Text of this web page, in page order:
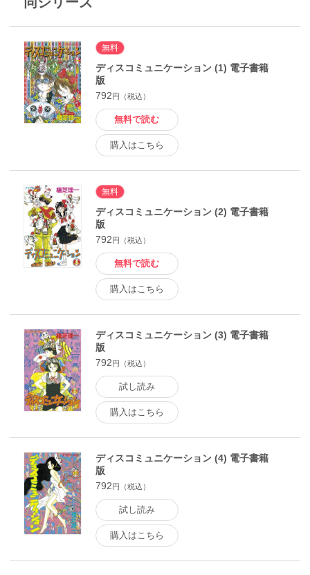
無料
ディスコミュニケーション (1) 電子書籍
版
792 円（税込）
無料で読む
購入はこちら
無料
ディスコミュニケーション (2) 電子書籍
版
792 円（税込）
無料で読む
購入はこちら
ディスコミュニケーション (3) 電子書籍
版
792 円（税込）
試し読み
購入はこちら
ディスコミュニケーション (4) 電子書籍
版
792 円（税込）
試し読み
購入はこちら